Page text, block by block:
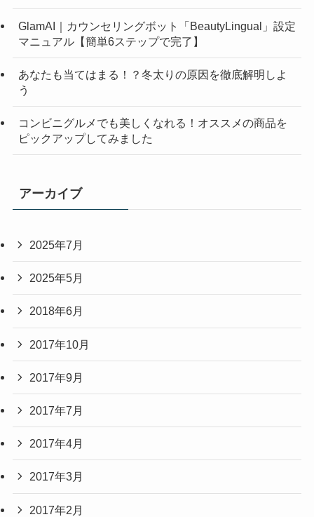
GlamAI｜カウンセリングボット「BeautyLingual」設定
マニュアル【簡単6ステップで完了】
あなたも当てはまる！？冬太りの原因を徹底解明しよ
う
コンビニグルメでも美しくなれる！オススメの商品を
ピックアップしてみました
アーカイブ
2025年7月
2025年5月
2018年6月
2017年10月
2017年9月
2017年7月
2017年4月
2017年3月
2017年2月